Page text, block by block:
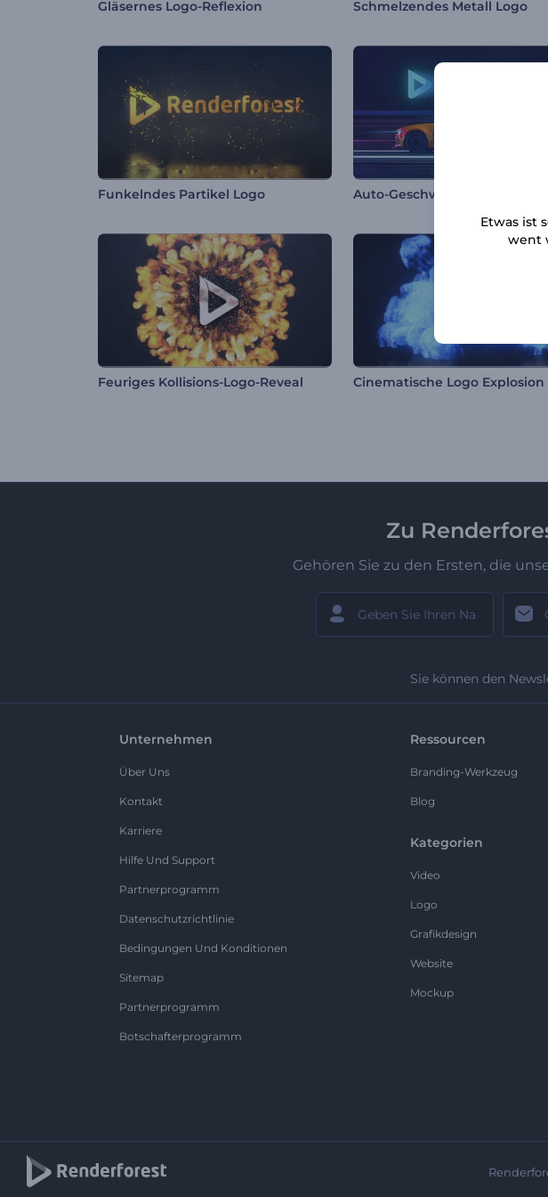
Gläsernes Logo-Reflexion Schmelzendes Metall Logo
Funkelndes Partikel Logo
Feuriges Kollisions-Logo-Reveal Cinematische Logo Explosion
Zu
Gehören Sie zu den Ersten, die
Sie können den
Unternehmen
Über Uns
Kontakt
Karriere
Hilfe Und Support
Partnerprogramm
Datenschutzrichtlinie
Bedingungen Und Konditionen
Sitemap
Partnerprogramm
Botschafterprogramm
Ressourcen
Branding-Werkzeug
Blog
Kategorien
Video
Logo
Grafikdesign
Website
Mockup
Etwas ist
went